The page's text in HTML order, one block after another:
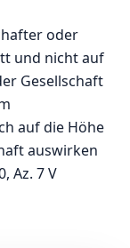
oder
und nicht auf
Gesellschaft
auf die Höhe
auswirken
Az. 7 V